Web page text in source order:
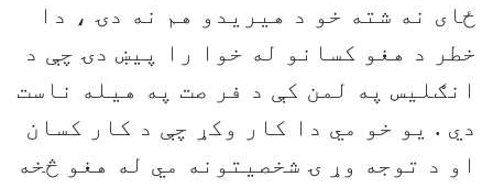
ځای نه شته خو د هيريدو هم نه دۍ ، دا
خطر د هغو کسانو له خوا را پيښ دۍ چې د
انګليس په لمن کې د فر صت په هيله ناست
دي . يو خو مي دا کار وکړ چې د کار کسان
او د توجه وړ ۍ شخصيتونه مي له هغو څخه